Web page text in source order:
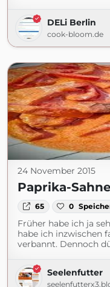
DELi Berlin
cook-bloom.de
24 November 2015
Paprika-
65 0
Früher habe ich ja
habe ich inzwischen
verbannt. Dennoch
Seelenfutter